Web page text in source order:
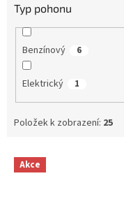
Typ pohonu
Benzínový 6
Elektrický 1
Položek k zobrazení: 25
V Akce